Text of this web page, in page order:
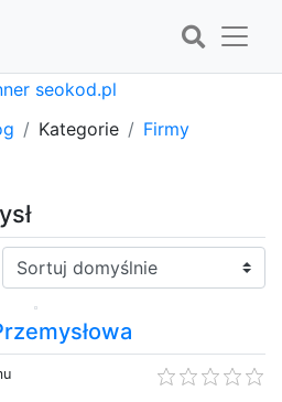
Kategorie
Firmy
Sortuj: